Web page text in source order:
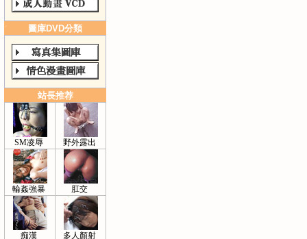
圖庫DVD分類
站長推荐
SM凌辱 野外露出
輪姦強暴 肛交
痴漢 多人顏射